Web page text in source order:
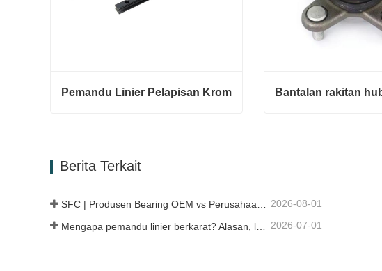
Pemandu Linier Pelapisan Krom
Berita Terkait
SFC | Produsen Bearing OEM vs Perusahaan Dagang 2026-08-01
2026-07-01